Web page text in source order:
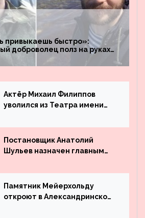
привыкаешь быстро»:
доброволец полз на руках
через заминированное
Актёр Михаил Филиппов
уволился из Театра имени
Постановщик Анатолий
Шульев назначен главным
Вахтангова
Памятник Мейерхольду
откроют в Александринском